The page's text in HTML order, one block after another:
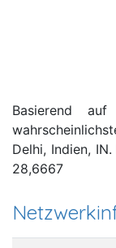
Basierend
Delhi, Indien,
28,6667